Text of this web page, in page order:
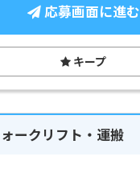
応募画面に進む
キープ
ークリフト・運搬